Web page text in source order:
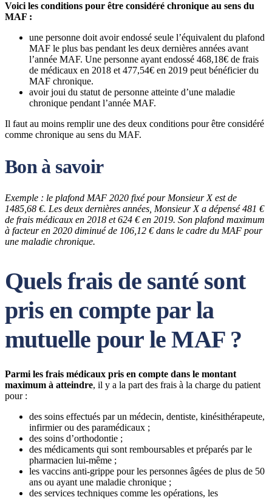
Voici les conditions pour être considéré chronique au sens du
MAF :
une personne doit avoir endossé seule l’équivalent du plafond
MAF le plus bas pendant les deux dernières années avant
l’année MAF. Une personne ayant endossé 468,18€ de frais
de médicaux en 2018 et 477,54€ en 2019 peut bénéficier du
MAF chronique.
avoir joui du statut de personne atteinte d’une maladie
chronique pendant l’année MAF.
Il faut au moins remplir une des deux conditions pour être considéré
comme chronique au sens du MAF.
Bon à savoir
Exemple : le plafond MAF 2020 fixé pour Monsieur X est de
1485,68 €. Les deux dernières années, Monsieur X a dépensé 481 €
de frais médicaux en 2018 et 624 € en 2019. Son plafond maximum
à facteur en 2020 diminué de 106,12 € dans le cadre du MAF pour
une maladie chronique.
Quels frais de santé sont
pris en compte par la
mutuelle pour le MAF ?
Parmi les frais médicaux pris en compte dans le montant
maximum à atteindre, il y a la part des frais à la charge du patient
pour :
des soins effectués par un médecin, dentiste, kinésithérapeute,
infirmier ou des paramédicaux ;
des soins d’orthodontie ;
des médicaments qui sont remboursables et préparés par le
pharmacien lui-même ;
les vaccins anti-grippe pour les personnes âgées de plus de 50
ans ou ayant une maladie chronique ;
des services techniques comme les opérations, les